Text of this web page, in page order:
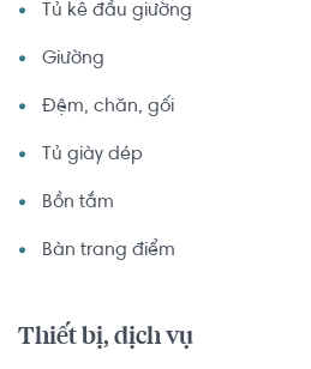
Tủ kê đầu giường
Giường
Đệm, chăn, gối
Tủ giày dép
Bồn tắm
Bàn trang điểm
Thiết bị, dịch vụ